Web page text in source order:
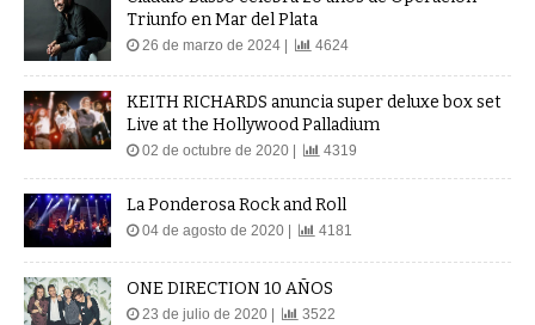
Triunfo en Mar del Plata
26 de marzo de 2024 | 4624
KEITH RICHARDS anuncia super deluxe box set
Live at the Hollywood Palladium
02 de octubre de 2020 | 4319
La Ponderosa Rock and Roll
04 de agosto de 2020 | 4181
ONE DIRECTION 10 AÑOS
23 de julio de 2020 | 3522